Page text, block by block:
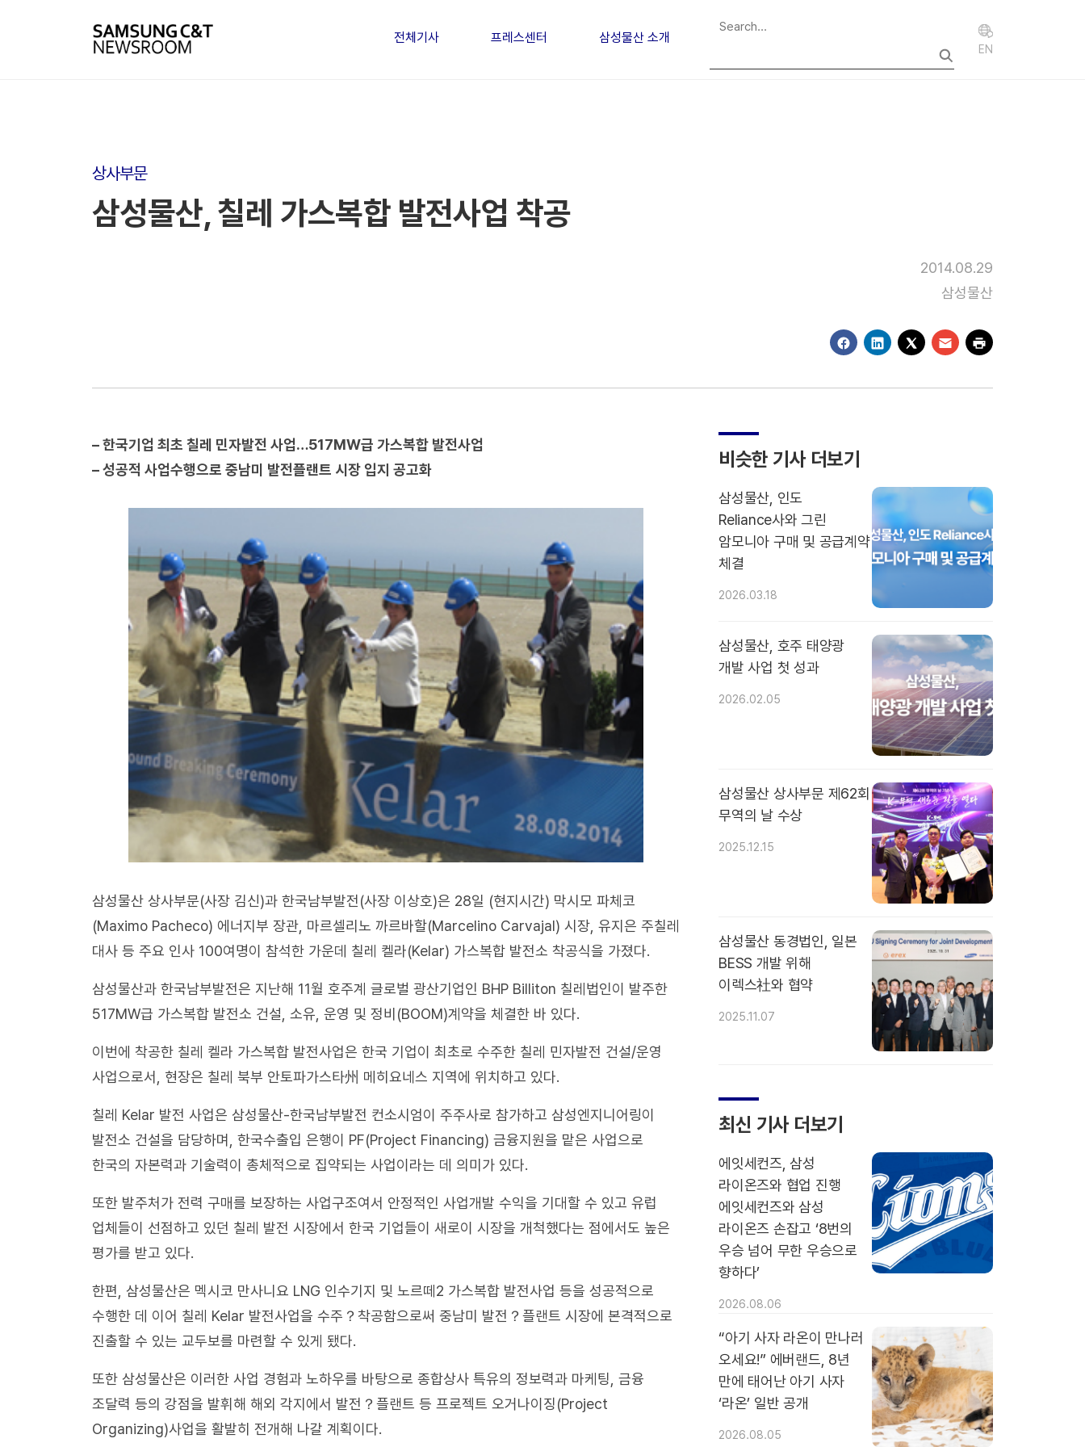
전체기사 프레스센터 삼성물산 소개
EN
상사부문
삼성물산, 칠레 가스복합 발전사업 착공
2014.08.29
삼성물산
– 한국기업 최초 칠레 민자발전 사업…517MW급 가스복합 발전사업
– 성공적 사업수행으로 중남미 발전플랜트 시장 입지 공고화
삼성물산 상사부문(사장 김신)과 한국남부발전(사장 이상호)은 28일 (현지시간) 막시모 파체코
(Maximo Pacheco) 에너지부 장관, 마르셀리노 까르바할(Marcelino Carvajal) 시장, 유지은 주칠레
대사 등 주요 인사 100여명이 참석한 가운데 칠레 켈라(Kelar) 가스복합 발전소 착공식을 가졌다.
삼성물산과 한국남부발전은 지난해 11월 호주계 글로벌 광산기업인 BHP Billiton 칠레법인이 발주한
517MW급 가스복합 발전소 건설, 소유, 운영 및 정비(BOOM)계약을 체결한 바 있다.
이번에 착공한 칠레 켈라 가스복합 발전사업은 한국 기업이 최초로 수주한 칠레 민자발전 건설/운영
사업으로서, 현장은 칠레 북부 안토파가스타州 메히요네스 지역에 위치하고 있다.
칠레 Kelar 발전 사업은 삼성물산-한국남부발전 컨소시엄이 주주사로 참가하고 삼성엔지니어링이
발전소 건설을 담당하며, 한국수출입 은행이 PF(Project Financing) 금융지원을 맡은 사업으로
한국의 자본력과 기술력이 총체적으로 집약되는 사업이라는 데 의미가 있다.
또한 발주처가 전력 구매를 보장하는 사업구조여서 안정적인 사업개발 수익을 기대할 수 있고 유럽
업체들이 선점하고 있던 칠레 발전 시장에서 한국 기업들이 새로이 시장을 개척했다는 점에서도 높은
평가를 받고 있다.
한편, 삼성물산은 멕시코 만사니요 LNG 인수기지 및 노르떼2 가스복합 발전사업 등을 성공적으로
수행한 데 이어 칠레 Kelar 발전사업을 수주？착공함으로써 중남미 발전？플랜트 시장에 본격적으로
진출할 수 있는 교두보를 마련할 수 있게 됐다.
또한 삼성물산은 이러한 사업 경험과 노하우를 바탕으로 종합상사 특유의 정보력과 마케팅, 금융
조달력 등의 강점을 발휘해 해외 각지에서 발전？플랜트 등 프로젝트 오거나이징(Project
Organizing)사업을 활발히 전개해 나갈 계획이다.
비슷한 기사 더보기
삼성물산, 인도
Reliance사와 그린
암모니아 구매 및 공급계약
체결
2026.03.18
삼성물산, 호주 태양광
개발 사업 첫 성과
2026.02.05
삼성물산 상사부문 제62회
무역의 날 수상
2025.12.15
삼성물산 동경법인, 일본
BESS 개발 위해
이렉스社와 협약
2025.11.07
최신 기사 더보기
에잇세컨즈, 삼성
라이온즈와 협업 진행
에잇세컨즈와 삼성
라이온즈 손잡고 ‘8번의
우승 넘어 무한 우승으로
향하다’
2026.08.06
“아기 사자 라온이 만나러
오세요!” 에버랜드, 8년
만에 태어난 아기 사자
‘라온’ 일반 공개
2026.08.05